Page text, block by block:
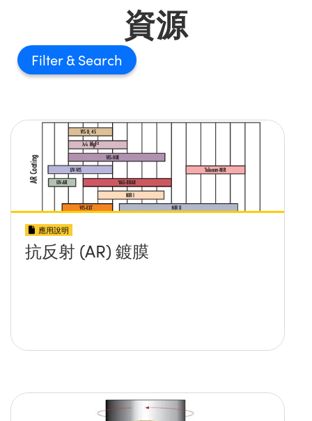
資源
Filter
應用說明
抗反射 (AR) 鍍膜